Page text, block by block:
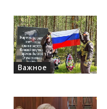
Важное